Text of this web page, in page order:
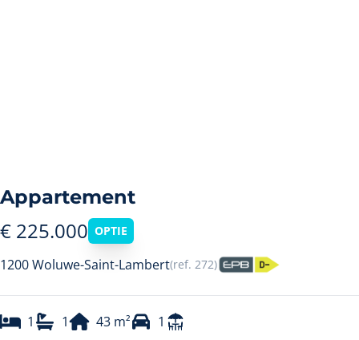
Appartement
€ 225.000 OPTIE
1200 Woluwe-Saint-Lambert(ref. 272)
1 1 43 m² 1